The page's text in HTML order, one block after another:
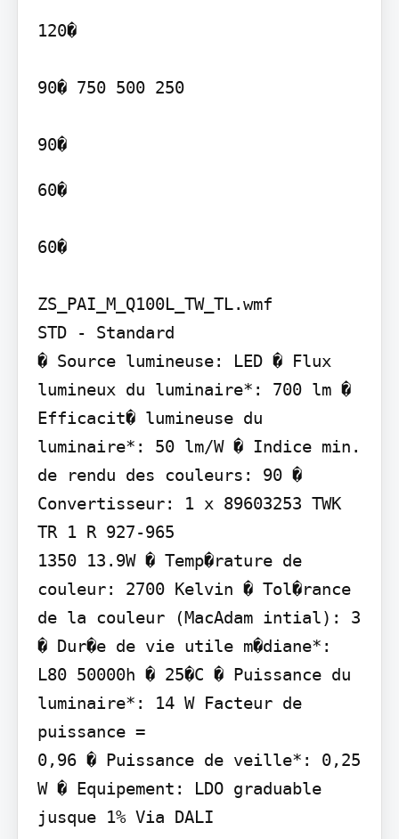
120�
90� 750 500 250
90�
60�
60�
ZS_PAI_M_Q100L_TW_TL.wmf
STD - Standard
� Source lumineuse: LED � Flux
lumineux du luminaire*: 700 lm �
Efficacit� lumineuse du
luminaire*: 50 lm/W � Indice min.
de rendu des couleurs: 90 �
Convertisseur: 1 x 89603253 TWK
TR 1 R 927-965
1350 13.9W � Temp�rature de
couleur: 2700 Kelvin � Tol�rance
de la couleur (MacAdam intial): 3
� Dur�e de vie utile m�diane*:
L80 50000h � 25�C � Puissance du
luminaire*: 14 W Facteur de
puissance =
0,96 � Puissance de veille*: 0,25
W � Equipement: LDO graduable
jusque 1% Via DALI